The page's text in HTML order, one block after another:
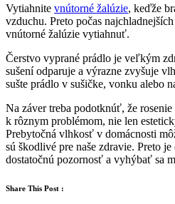
Vytiahnite vnútorné žalúzie, keďže
vzduchu. Preto počas
vnútorné žalúzie vytiahnuť.
Čerstvo vyprané prádlo je veľkým
sušení odparuje a výrazne zvyšuje
sušte prádlo v sušičke, vonku alebo
Na záver treba podotknúť, že
k rôznym problémom, nie len
Prebytočná vlhkosť v domácnosti
sú škodlivé pre naše zdravie. Preto
dostatočnú pozornosť a vyhýbať sa
Share This Post :